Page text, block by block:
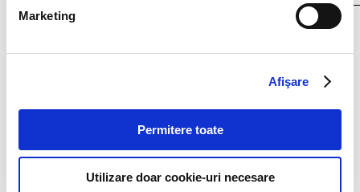
Marketing
Afişare
Permitere toate
Utilizare doar cookie-uri necesare
I agree that my personal data contained in my resume, as well as in other
cover letter, any recommendations provided, if applicable) to be stored and
Think ahead!